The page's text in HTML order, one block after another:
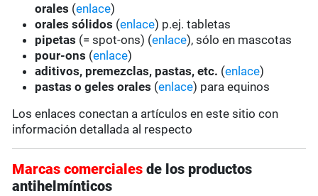
orales (enlace)
orales sólidos (enlace) p.ej. tabletas
pipetas (= spot-ons) (enlace), sólo en mascotas
pour-ons (enlace)
aditivos, premezclas, pastas, etc. (enlace)
pastas o geles orales (enlace) para equinos
Los enlaces conectan a artículos en este sitio con
información detallada al respecto
Marcas comerciales de los productos
antihelmínticos